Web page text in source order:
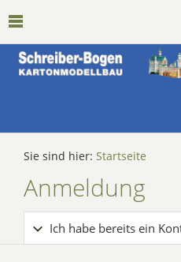
Sie sind hier: Startseite
Anmeldung
Ich habe bereits ein